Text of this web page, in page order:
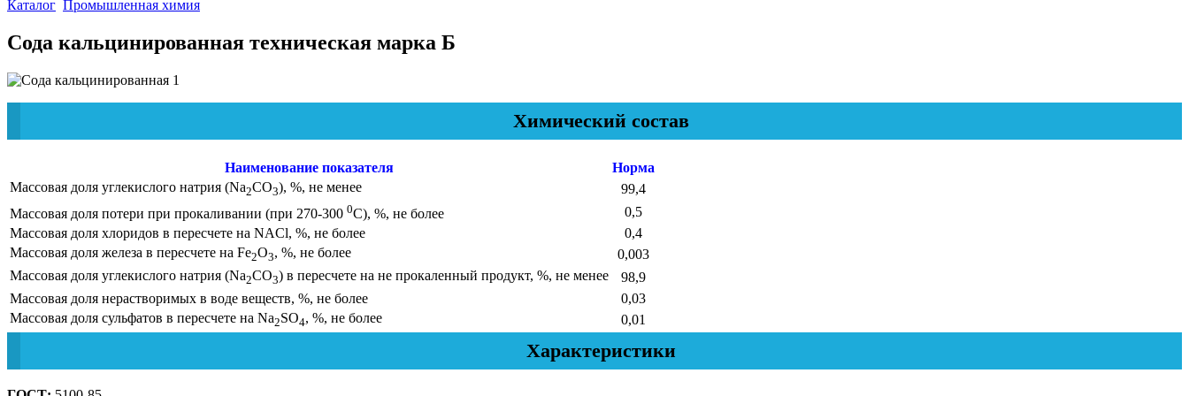
Каталог Промышленная химия
Сода кальцинированная техническая марка Б
Химический состав
Наименование показателя
Норма
Массовая доля углекислого натрия (Na2CO3), %, не менее
99,4
Массовая доля потери при прокаливании (при 270-300 0С), %, не более
0,5
Массовая доля хлоридов в пересчете на NACl, %, не более
0,4
Массовая доля железа в пересчете на Fe2O3, %, не более
0,003
Массовая доля углекислого натрия (Na2CO3) в пересчете на не прокаленный продукт, %, не менее
98,9
Массовая доля нерастворимых в воде веществ, %, не более
0,03
Массовая доля сульфатов в пересчете на Na2SO4, %, не более 0,01
Характеристики